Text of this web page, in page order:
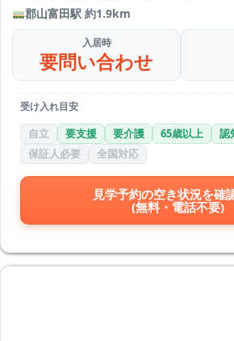
郡山富田駅 約1.9km
入居時
要問い合わせ
受け入れ目安
自立 要支援 要介護 65歳以上
認
保証人必要
全国対応
見学予約の空き状況を確
(無料・電話不要)